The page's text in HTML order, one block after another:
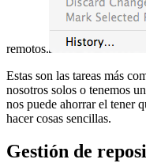
remotos.
Estas son las tareas más
nosotros solos o tenemos
nos puede ahorrar el tener
hacer cosas sencillas.
Gestión de